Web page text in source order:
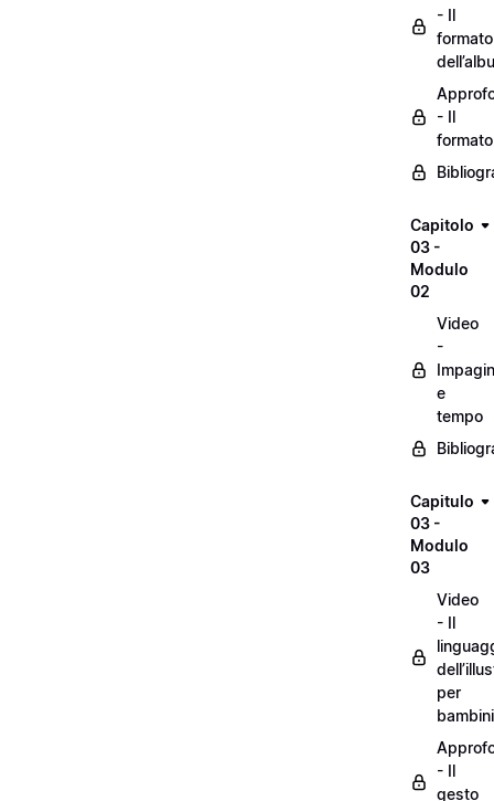
- Il
formato
- Il
formato
Capitolo
03 -
Modulo
02
Video
-
e
tempo
Capitulo
03 -
Modulo
03
Video
- Il
per
bambini
- Il
gesto